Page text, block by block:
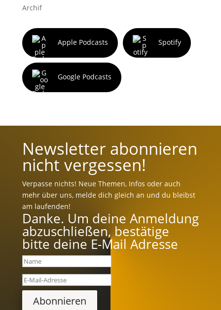
Archif
Apple Podcasts Spotify
Google Podcasts
Newsletter abonnieren
nicht vergessen!
Verpasse nichts! Neue Themen, Infos oder auch
mehr über uns, melde dich gleich an und du bleibst
am laufenden!
Danke. Um deine Anmeldung
abzuschließen, bestätige
bitte deine E-Mail Adresse
Abonnieren